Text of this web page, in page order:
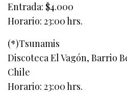
Entrada: $4.000
Horario: 23:00 hrs.
(*)Tsunamis
Discoteca El Vagón, Barrio
Chile
Horario: 23:00 hrs.